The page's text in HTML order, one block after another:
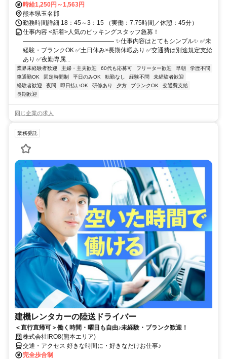
時給1,250円～1,563円
熊本県玉名郡
勤務時間詳細 18：45～3：15 （実働：7.75時間／休憩：45分）
仕事内容 <新着>人気のピッキングスタッフ急募！
――――――――――――――― ✨仕事内容はとてもシンプル✨ ✅未
経験・ブランクOK ✅土日休み×長期休暇あり ✅交通費は別途規定支給
あり ✅夜勤専属...
業界未経験者歓迎 主婦・主夫歓迎 60代も応募可 フリーター歓迎 早朝
学歴不問
車通勤OK
固定時間制 平日のみOK 転勤なし 経験不問
未経験者歓迎
経験者歓迎
夜間 即日払いOK 研修あり 夕方 ブランクOK
交通費支給
長期歓迎
同じ企業の求人
業務委託
建機レンタカーの陸送ドライバー
＜直行直帰可＞働く時間・曜日も自由♪未経験・ブランク歓迎！
株式会社IRO8(熊本エリア)
交通・アクセス 好きな時間に・好きなだけお仕事♪
完全歩合制